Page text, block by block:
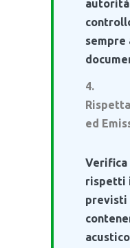
sempre
ed
Verifica
rispetti
previsti